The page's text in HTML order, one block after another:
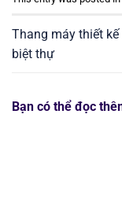
Thang máy thiết kế
biệt thự
Bạn có thể đọc